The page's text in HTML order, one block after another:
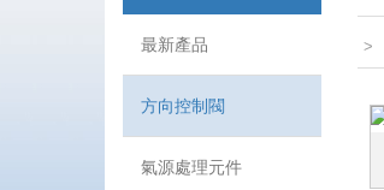
最新產品
方向控制閥
氣源處理元件